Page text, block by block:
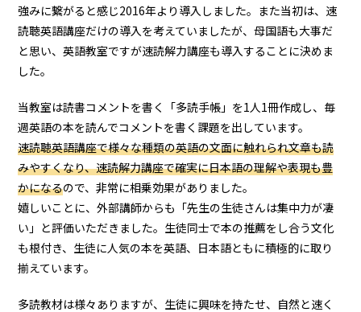
強みに繋がると感じ2016年より導入しました。また当初は、速
読聴英語講座だけの導入を考えていましたが、母国語も大事だ
と思い、英語教室ですが速読解力講座も導入することに決めま
した。
当教室は読書コメントを書く「多読手帳」を1人1冊作成し、毎
週英語の本を読んでコメントを書く課題を出しています。
速読聴英語講座で様々な種類の英語の文面に触れられ文章も読
みやすくなり、速読解力講座で確実に日本語の理解や表現も豊
かになるので、非常に相乗効果がありました。
嬉しいことに、外部講師からも「先生の生徒さんは集中力が凄
い」と評価いただきました。生徒同士で本の推薦をし合う文化
も根付き、生徒に人気の本を英語、日本語ともに積極的に取り
揃えています。
多読教材は様々ありますが、生徒に興味を持たせ、自然と速く